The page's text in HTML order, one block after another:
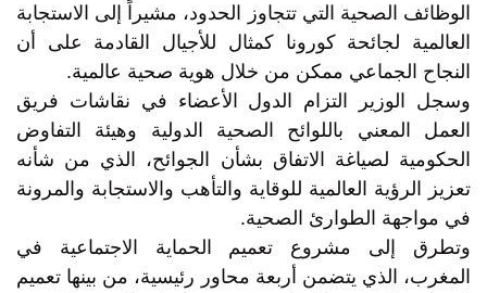
الوظائف الصحية التي تتجاوز الحدود، مشيراً إلى الاستجابة
العالمية لجائحة كورونا كمثال للأجيال القادمة على أن
النجاح الجماعي ممكن من خلال هوية صحية عالمية.
وسجل الوزير التزام الدول الأعضاء في نقاشات فريق
العمل المعني باللوائح الصحية الدولية وهيئة التفاوض
الحكومية لصياغة الاتفاق بشأن الجوائح، الذي من شأنه
تعزيز الرؤية العالمية للوقاية والتأهب والاستجابة والمرونة
في مواجهة الطوارئ الصحية.
وتطرق إلى مشروع تعميم الحماية الاجتماعية في
المغرب، الذي يتضمن أربعة محاور رئيسية، من بينها تعميم